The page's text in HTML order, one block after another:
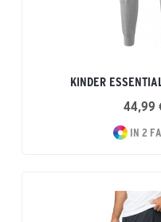
KINDER
44,99
IN 2